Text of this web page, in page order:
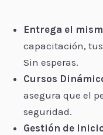
Entrega el
capacitación,
Sin esperas.
Cursos
asegura que el
seguridad.
Gestión de